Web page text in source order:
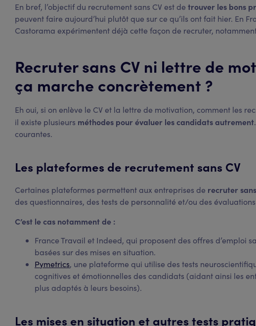
En bref, l’objectif du recrutement sans CV est de trouver les bons
peuvent faire aujourd’hui plutôt que sur ce qu’ils ont fait hier. En
Castorama expérimentent déjà cette façon de recruter,
Recruter sans CV ni lettre de
ça marche concrètement ?
Eh oui, si on enlève le CV et la lettre de motivation, comment les
il existe plusieurs méthodes pour évaluer les candidats autrement
courantes.
Les plateformes de recrutement sans CV
Certaines plateformes permettent aux entreprises de recruter
des questionnaires, des tests de personnalité et/ou des
C’est le cas notamment de :
France Travail et Indeed, qui proposent des offres d’emploi
basées sur des mises en situation.
Pymetrics, une plateforme qui utilise des tests
cognitives et émotionnelles des candidats (aidant ainsi les
plus adaptés à leurs besoins).
Les mises en situation et autres tests